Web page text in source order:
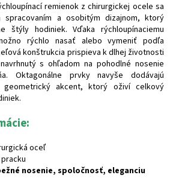
remienok z chirurgickej ocele sa
spracovaním a osobitým dizajnom, ktorý
štýly hodiniek. Vďaka rýchloupínaciemu
rýchlo nasať alebo vymeniť podľa
konštrukcia prispieva k dlhej životnosti
s ohľadom na pohodlné nosenie
Oktagonálne prvky navyše dodávajú
geometrický akcent, ktorý oživí celkový
oceľ
nosenie, spoločnosť, eleganciu